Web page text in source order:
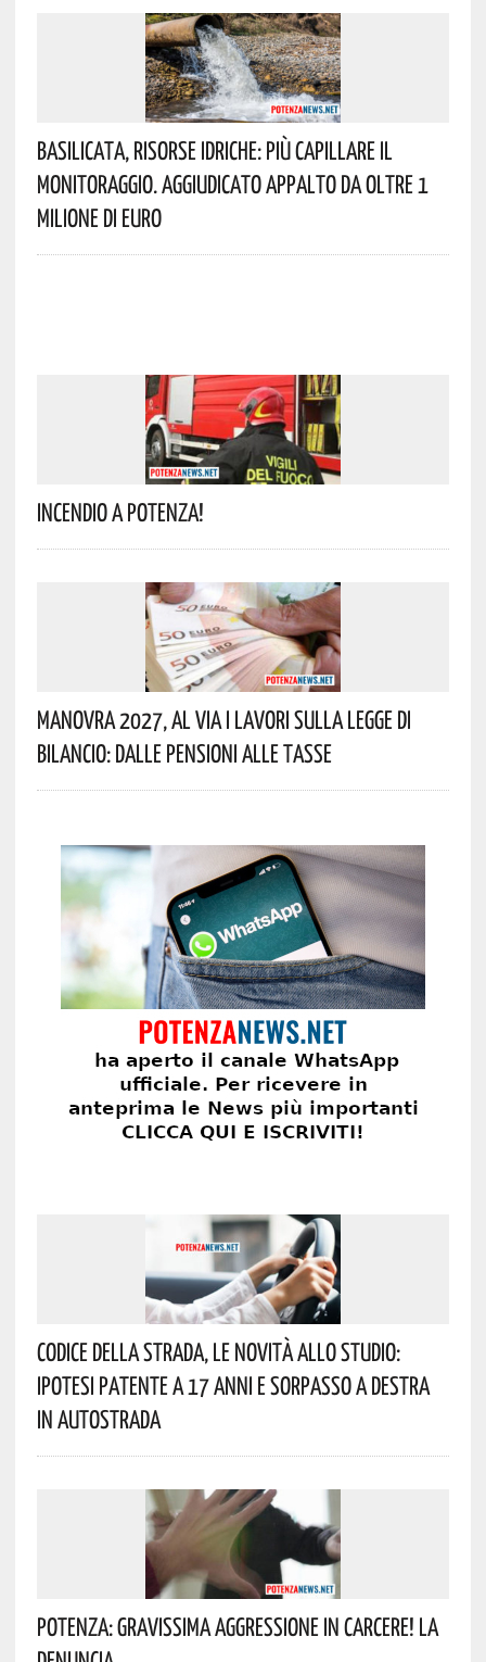
Basilicata, Risorse Idriche: Più Capillare Il
Monitoraggio. Aggiudicato Appalto Da Oltre 1
Milione Di Euro
Incendio A Potenza!
Manovra 2027, Al Via I Lavori Sulla Legge Di
Bilancio: Dalle Pensioni Alle Tasse
Codice Della Strada, Le Novità Allo Studio:
Ipotesi Patente A 17 Anni E Sorpasso A Destra
In Autostrada
Potenza: Gravissima Aggressione In Carcere! La